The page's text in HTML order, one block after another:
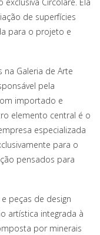
de superfícies
para o projeto e
Galeria de Arte
pela
importado e
elemento central é o
especializada
para o
pensados para
peças de design
artística integrada à
por minerais